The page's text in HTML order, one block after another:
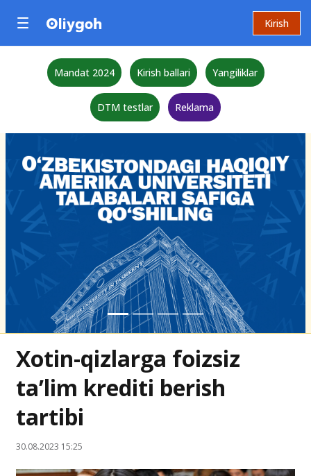
Kirish
Mandat 2024 Kirish ballari Yangiliklar
DTM testlar Reklama
Xotin-qizlarga foizsiz
ta’lim krediti berish
tartibi
30.08.2023 15:25